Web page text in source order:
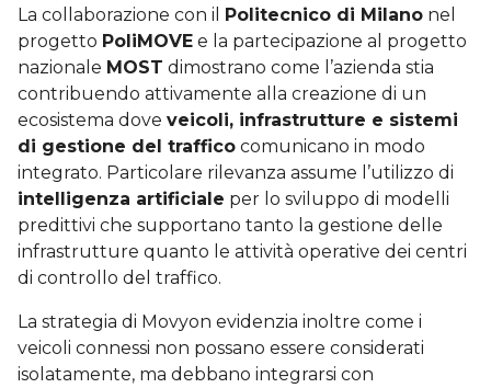
La collaborazione con il Politecnico di Milano nel
progetto PoliMOVE e la partecipazione al progetto
nazionale MOST dimostrano come l’azienda stia
contribuendo attivamente alla creazione di un
ecosistema dove veicoli, infrastrutture e sistemi
di gestione del traffico comunicano in modo
integrato. Particolare rilevanza assume l’utilizzo di
intelligenza artificiale per lo sviluppo di modelli
predittivi che supportano tanto la gestione delle
infrastrutture quanto le attività operative dei centri
di controllo del traffico.
La strategia di Movyon evidenzia inoltre come i
veicoli connessi non possano essere considerati
isolatamente, ma debbano integrarsi con